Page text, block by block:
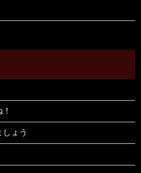
ょう